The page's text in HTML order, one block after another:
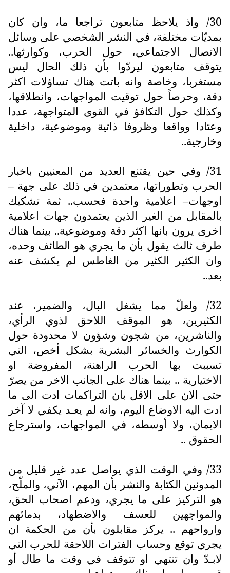
30/ واذ يلاحظ متابعون تراجعا ما، وان كان
بمديّات مختلفة، في النشر الشخصي على وسائل
الاتصال الاجتماعي، حول الحرب، وكوارثها..
يتوقف متابعون ليردّوا بأن ذلك الحال ليس
مستغربا، وخاصة وانه باتت هناك تساؤلات اكثر
دقة، وحرصاً حول توقيت المواجهات، وانطلاقها،
وكذلك حول التكافؤ في القوى المتواجهة، عددا
وعتادا وواقعا وظروفا ذاتية وموضوعية، داخلية
وخارجية..
31/ وفي حين يقتنع العديد من المعنيين باخبار
الحرب وتطوراتها، معتمدين في ذلك على جهة –
اوجهات– اعلامية واحدة فحسب.. ثمة تشكيك
بالمقابل من الغير الذين يعتمدون جهات اعلامية
اخرى يرون بانها اكثر دقة وموضوعية.. بينما هناك
طرف ثالث يقول بأن ما يجري هو الطائف وحده،
وان الكثير الكثير من الغاطس لم يكشف عنه
بعد..
32/ ولعلّ مما يشغل البال، والضمير، عند
الكثيرين، هو الموقف اللاحق لذوي الرأي،
والناشرين، من شجون وشؤون لا محدودة حول
الكوارث والخسائر البشرية بشكل أخص، التي
تسببت بها الحرب الراهنة، المفروضة او
الاختيارية .. بينما هناك على الجانب الاخر من يصرّ
حتى الان على الاقل بان التراكمات ادت الى ما
ادت اليه الاوضاع اليوم، وانه لم يعـد يكفي لا آخر
الايمان، ولا أوسطه، في المواجهات، واسترجاع
الحقوق ..
33/ وفي الوقت الذي يواصل عدد غير قليل من
المدونين الكتابة والنشر بأن المهم، الآني، والملّح،
هو التركيز على ما يجري، ودعم اصحاب الحق،
والمواجهين للعسف والاضطهاد، بدمائهم
وارواحهم .. يركز مقابلون بأن من الحكمة ان
يجري توقع وحساب الفترات اللاحقة للحرب التي
لابـدّ وان تنتهي او تتوقف في وقت ما طال أو